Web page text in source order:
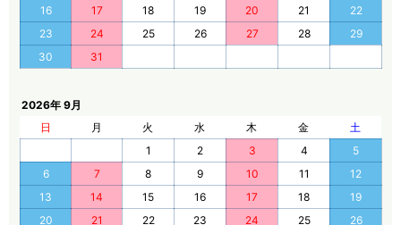
16
17 18 19 20 21
22
23
24 25 26 27 28
29
30
31
2026年 9月
日
月 火 水 木 金
土
1
2 3 4
5
6
7 8 9 10 11
12
13
14 15 16 17 18
19
20
21 22 23 24 25
26